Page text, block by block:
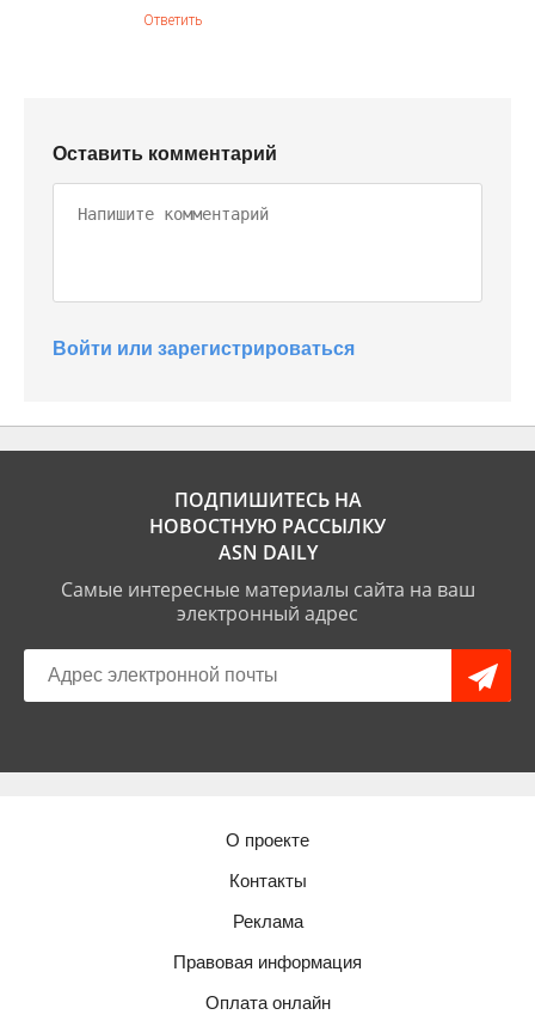
Ответить
Оставить комментарий
Войти или зарегистрироваться
ПОДПИШИТЕСЬ НА
НОВОСТНУЮ РАССЫЛКУ
ASN DAILY
Самые интересные материалы сайта на ваш
электронный адрес
О проекте
Контакты
Реклама
Правовая информация
Оплата онлайн